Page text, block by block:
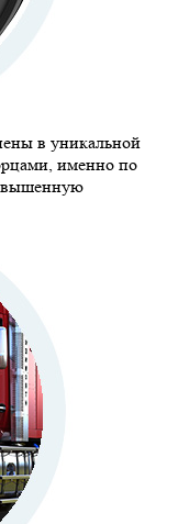
в уникальной
именно по